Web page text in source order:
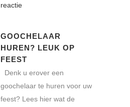
reactie
GOOCHELAAR
HUREN? LEUK OP
FEEST
Denk u erover een
goochelaar te huren voor uw
feest? Lees hier wat de